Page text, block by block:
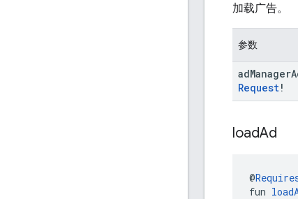
加载广告。
参数
adManager
Request!
loadAd
@
fun